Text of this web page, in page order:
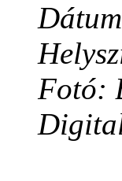
Fotó: